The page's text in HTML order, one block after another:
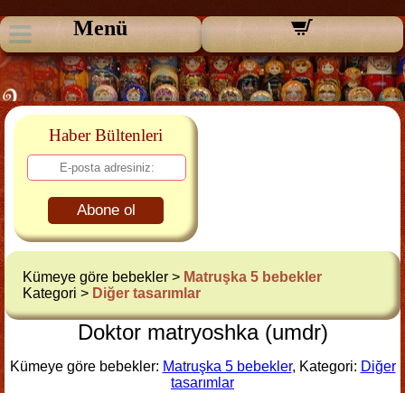
Menü
Haber Bültenleri
Abone ol
Kümeye göre bebekler > Matruşka 5 bebekler
Kategori > Diğer tasarımlar
Doktor matryoshka (umdr)
Kümeye göre bebekler: Matruşka 5 bebekler, Kategori: Diğer
tasarımlar